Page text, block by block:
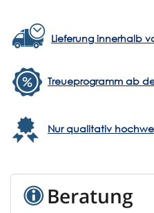
Lieferung innerhalb
Treueprogramm ab
Nur qualitativ
Beratung